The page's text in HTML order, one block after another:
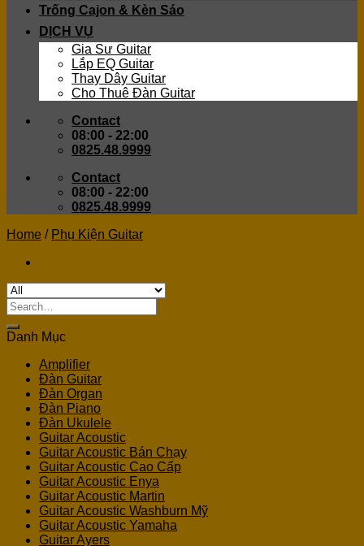
Trống Cajon & Kèn Sáo
DỊCH VỤ
Gia Sư Guitar
Lắp EQ Guitar
Thay Dây Guitar
Cho Thuê Đàn Guitar
Contact
08:00 - 22:00
0825.48.9999
Contact
08:00 - 22:00
0825.48.9999
Home / Phụ Kiện Guitar
Search
for:
Danh Mục
Amplifier
Đàn Guitar
Đàn Organ
Đàn Piano
Đàn Ukulele
Guitar Acoustic
Guitar Acoustic Bán Chạy
Guitar Acoustic Cao Cấp
Guitar Acoustic Enya
Guitar Acoustic Martin
Guitar Acoustic Washburn Mỹ
Guitar Acoustic Yamaha
Guitar Ayers